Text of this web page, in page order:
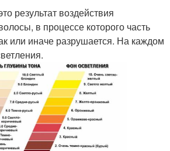
результат воздействия
в процессе которого часть
или иначе разрушается. На каждом